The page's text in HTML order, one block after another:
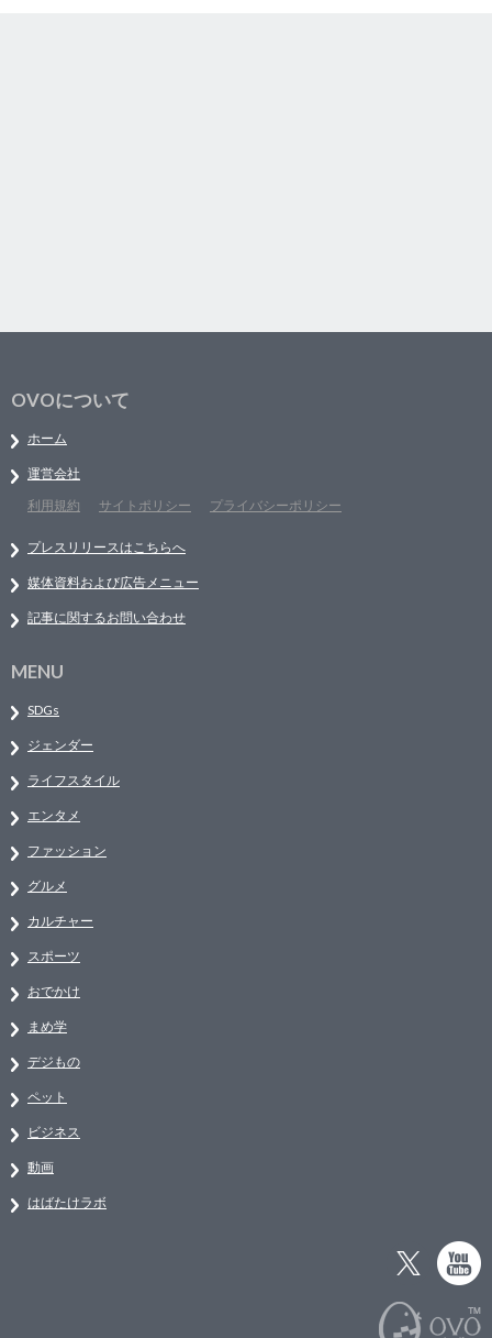
OVOについて
ホーム
運営会社
利用規約
サイトポリシー プライバシーポリシー
プレスリリースはこちらへ
媒体資料および広告メニュー
記事に関するお問い合わせ
MENU
SDGs
ジェンダー
ライフスタイル
エンタメ
ファッション
グルメ
カルチャー
スポーツ
おでかけ
まめ学
デジもの
ペット
ビジネス
動画
はばたけラボ